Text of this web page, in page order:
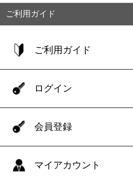
ご利用ガイド
ご利用ガイド
ログイン
会員登録
マイアカウント